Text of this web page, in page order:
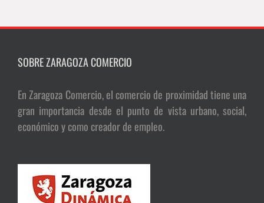
SOBRE ZARAGOZA COMERCIO
En Zaragoza Comercio, el comercio de proximidad tiene una
gran importancia desde el punto de vista urbano, social,
económico y como creador de empleo.